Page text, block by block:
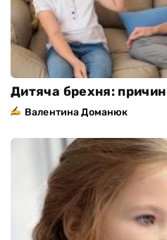
Дитяча брехня:
Валентина Доманюк